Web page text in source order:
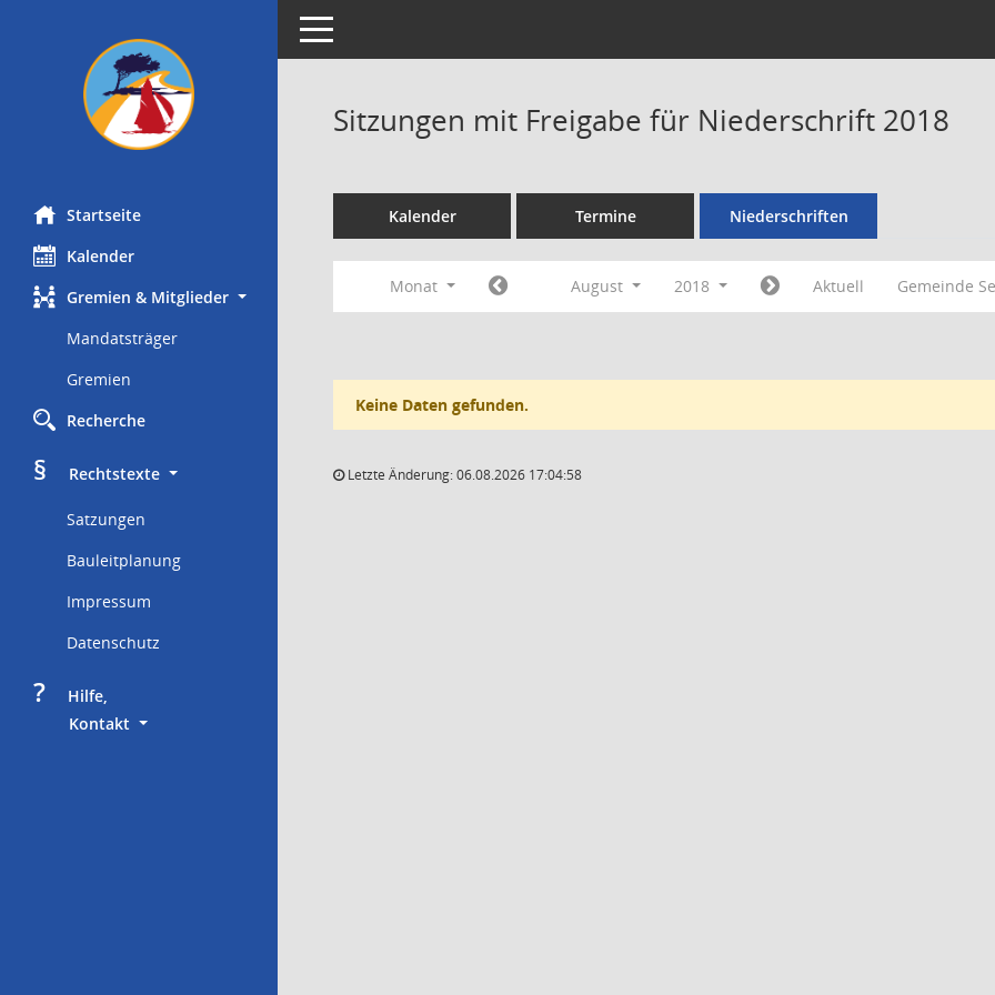
Startseite
Kalender
Gremien & Mitglieder
Mandatsträger
Gremien
Recherche
§
     Rechtstexte
Satzungen
Bauleitplanung
Impressum
Datenschutz
?
     Hilfe,
Kontakt
Toggle navigation
Sitzungen mit Freigabe für Niederschrift 2018
Kalender Termine Niederschriften
Monat August 2018 Aktuell Gemeinde
Keine Daten gefunden.
Letzte Änderung: 06.08.2026 17:04:58